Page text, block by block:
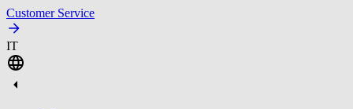
Customer Service
IT